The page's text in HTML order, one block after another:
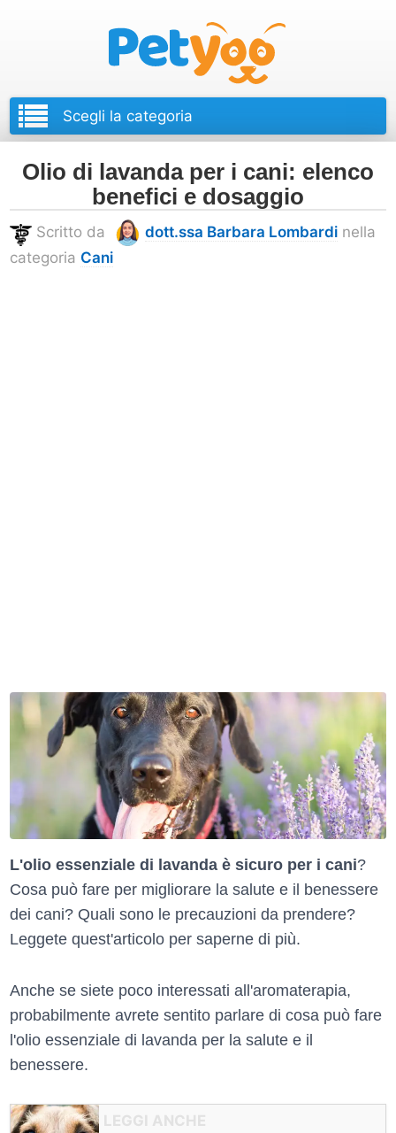
Olio di lavanda per i cani: elenco
benefici e dosaggio
Scritto da dott.ssa Barbara Lombardi nella
categoria Cani
L'olio essenziale di lavanda è sicuro per i cani?
Cosa può fare per migliorare la salute e il benessere
dei cani? Quali sono le precauzioni da prendere?
Leggete quest'articolo per saperne di più.
Anche se siete poco interessati all'aromaterapia,
probabilmente avrete sentito parlare di cosa può fare
l'olio essenziale di lavanda per la salute e il
benessere.